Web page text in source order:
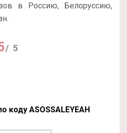
в Россию, Белоруссию,
/ 5
коду ASOSSALEYEAH